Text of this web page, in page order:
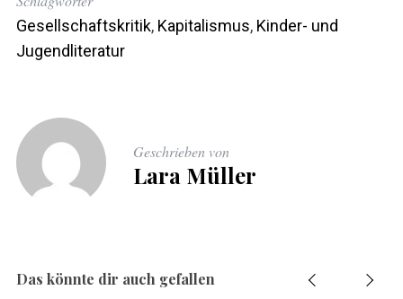
Gesellschaftskritik, Kapitalismus, Kinder- und
Jugendliteratur
Geschrieben von
Lara Müller
Das könnte dir auch gefallen